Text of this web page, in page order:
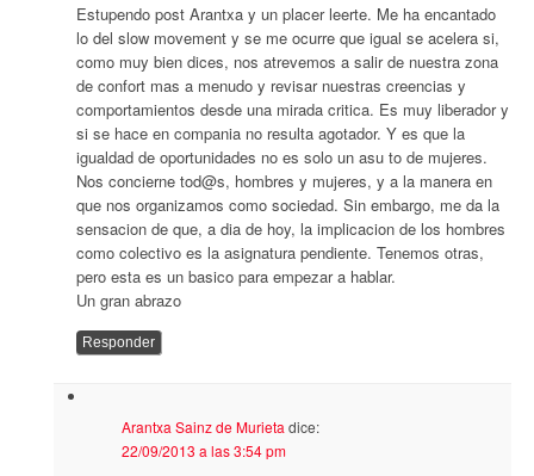
Estupendo post Arantxa y un placer leerte. Me ha encantado
lo del slow movement y se me ocurre que igual se acelera si,
como muy bien dices, nos atrevemos a salir de nuestra zona
de confort mas a menudo y revisar nuestras creencias y
comportamientos desde una mirada critica. Es muy liberador y
si se hace en compania no resulta agotador. Y es que la
igualdad de oportunidades no es solo un asu to de mujeres.
Nos concierne tod@s, hombres y mujeres, y a la manera en
que nos organizamos como sociedad. Sin embargo, me da la
sensacion de que, a dia de hoy, la implicacion de los hombres
como colectivo es la asignatura pendiente. Tenemos otras,
pero esta es un basico para empezar a hablar.
Un gran abrazo
Responder
Arantxa Sainz de Murieta dice:
22/09/2013 a las 3:54 pm